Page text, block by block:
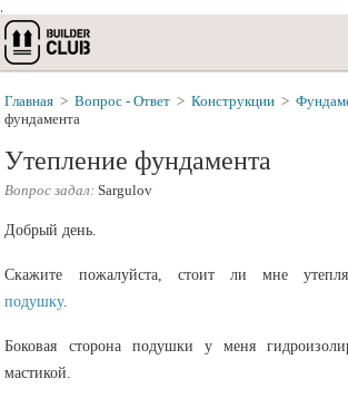
.
Главная > Вопрос - Ответ > Конструкции >
фундамента
Утепление фундамента
Вопрос задал: Sargulov
Добрый день.
Скажите пожалуйста, стоит ли мне
подушку.
Боковая сторона подушки у меня
мастикой.